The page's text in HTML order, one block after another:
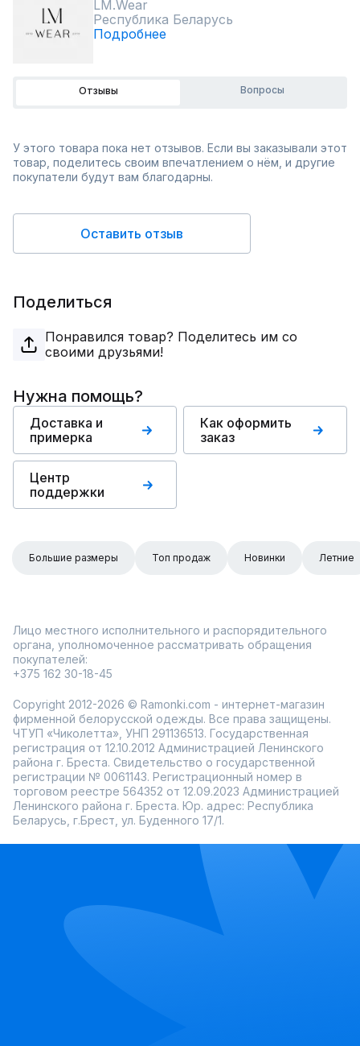
LM.Wear
Республика Беларусь
Подробнее
Отзывы Вопросы
У этого товара пока нет отзывов. Если вы заказывали этот
товар, поделитесь своим впечатлением о нём, и другие
покупатели будут вам благодарны.
Оставить отзыв
Поделиться
Понравился товар? Поделитесь им со
своими друзьями!
Нужна помощь?
Доставка и
примерка
Как оформить
заказ
Центр
поддержки
Большие размеры Топ продаж Новинки Летние
Лицо местного исполнительного и распорядительного
органа, уполномоченное рассматривать обращения
покупателей:
+375 162 30-18-45
Copyright 2012-2026 © Ramonki.com - интернет-магазин
фирменной белорусской одежды. Все права защищены.
ЧТУП «Чиколетта», УНП 291136513. Государственная
регистрация от 12.10.2012 Администрацией Ленинского
района г. Бреста. Свидетельство о государственной
регистрации № 0061143. Регистрационный номер в
торговом реестре 564352 от 12.09.2023 Администрацией
Ленинского района г. Бреста. Юр. адрес: Республика
Беларусь, г.Брест, ул. Буденного 17/1.